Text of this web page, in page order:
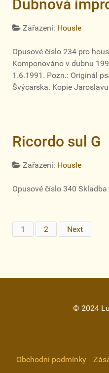
Dubnová
Zařazení: Housle
Opusové číslo 234 pro
Komponováno v dubnu
1.6.1991. Pozn.: Originál
Švýcarska. Kopie
Ricordo sul G
Zařazení: Housle
Opusové číslo 340
1 2 Next
© 2024
Obchodní podmínky